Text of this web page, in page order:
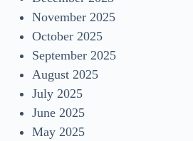
November 2025
October 2025
September 2025
August 2025
July 2025
June 2025
May 2025